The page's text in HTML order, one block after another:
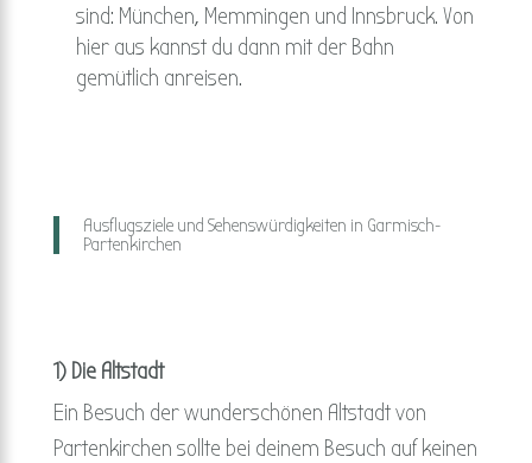
sind: München, Memmingen und Innsbruck. Von
hier aus kannst du dann mit der Bahn
gemütlich anreisen.
Ausflugsziele und Sehenswürdigkeiten in Garmisch-
Partenkirchen
1) Die Altstadt
Ein Besuch der wunderschönen Altstadt von
Partenkirchen sollte bei deinem Besuch auf keinen